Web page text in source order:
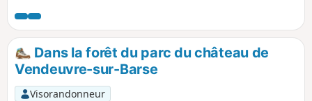
position en hauteur.
Dans la forêt du parc du château de
Vendeuvre-sur-Barse
Visorandonneur